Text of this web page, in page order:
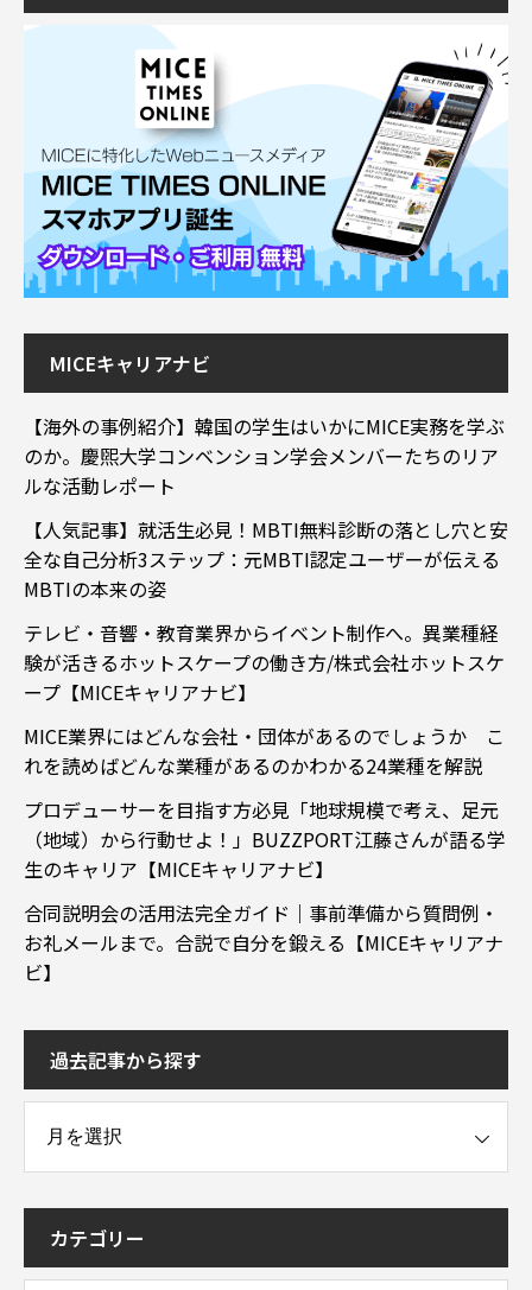
MICEキャリアナビ
【海外の事例紹介】韓国の学生はいかにMICE実務を学ぶ
のか。慶煕大学コンベンション学会メンバーたちのリア
ルな活動レポート
【人気記事】就活生必見！MBTI無料診断の落とし穴と安
全な自己分析3ステップ：元MBTI認定ユーザーが伝える
MBTIの本来の姿
テレビ・音響・教育業界からイベント制作へ。異業種経
験が活きるホットスケープの働き方/株式会社ホットスケ
ープ【MICEキャリアナビ】
MICE業界にはどんな会社・団体があるのでしょうか こ
れを読めばどんな業種があるのかわかる24業種を解説
プロデューサーを目指す方必見「地球規模で考え、足元
（地域）から行動せよ！」BUZZPORT江藤さんが語る学
生のキャリア【MICEキャリアナビ】
合同説明会の活用法完全ガイド｜事前準備から質問例・
お礼メールまで。合説で自分を鍛える【MICEキャリアナ
ビ】
過去記事から探す
カテゴリー